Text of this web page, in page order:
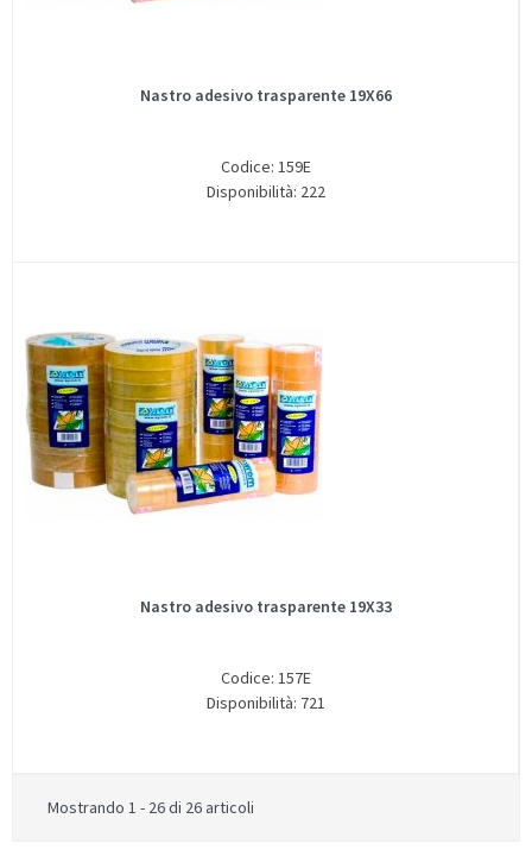
Nastro adesivo trasparente 19X66
Codice: 159E
Disponibilità: 222
Nastro adesivo trasparente 19X33
Codice: 157E
Disponibilità: 721
Mostrando 1 - 26 di 26 articoli